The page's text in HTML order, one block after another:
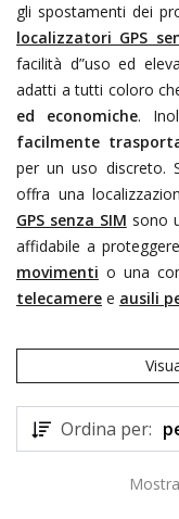
gli spostamenti dei
localizzatori GPS
facilità d”uso ed
adatti a tutti coloro
ed economiche.
facilmente
per un uso discreto.
offra una
GPS senza SIM sono
affidabile a
movimenti o una
telecamere e ausili
Ordina per: